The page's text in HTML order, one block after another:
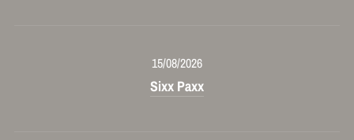
15/08/2026
Sixx Paxx